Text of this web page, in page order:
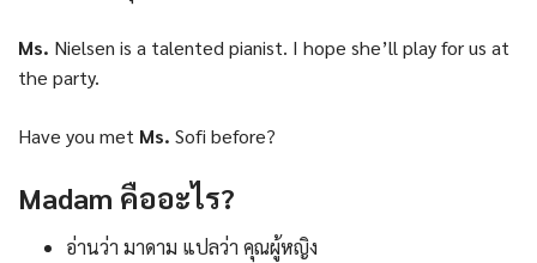
Ms. Nielsen is a talented pianist. I hope she’ll play for us at
the party.
Have you met Ms. Sofi before?
Madam คืออะไร?
อ่านว่า มาดาม แปลว่า คุณผู้หญิง